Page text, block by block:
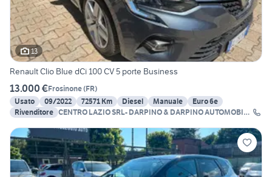
13
Renault Clio Blue dCi 100 CV 5 porte Business
13.000 €Frosinone(FR)
Usato
09/2022 72571 Km Diesel Manuale
Euro 6e
Rivenditore CENTRO LAZIO SRL- DARPINO & DARPINO AUTOMOBILI